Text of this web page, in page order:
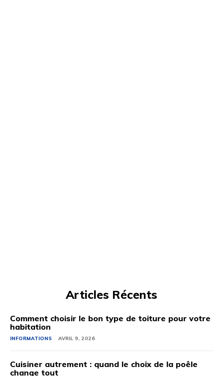
Articles Récents
Comment choisir le bon type de toiture pour votre
habitation
INFORMATIONS AVRIL 9, 2026
Cuisiner autrement : quand le choix de la poêle
change tout